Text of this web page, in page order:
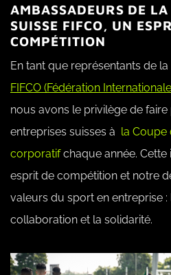
AMBASSADEURS DE
SUISSE FIFCO, UN
COMPÉTITION
En tant que représentants de
FIFCO (Fédération
nous avons le privilège de
entreprises suisses à la
corporatifchaque année.
esprit de compétition et notre
valeurs du sport en entreprise :
collaboration et la solidarité.